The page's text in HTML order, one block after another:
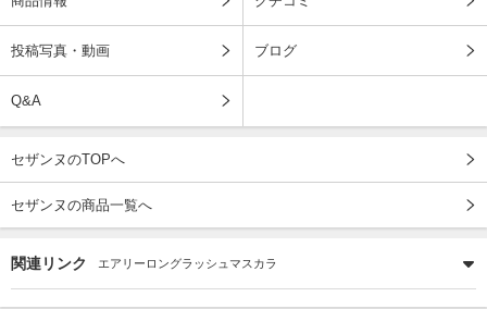
投稿写真・動画 ブログ
Q&A
セザンヌのTOPへ
セザンヌの商品一覧へ
関連リンク エアリーロングラッシュマスカラ